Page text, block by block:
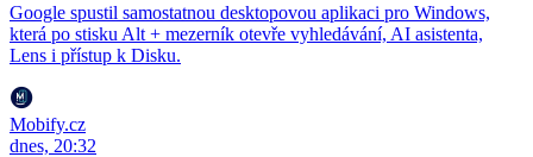
Google spustil samostatnou desktopovou aplikaci pro Windows,
která po stisku Alt + mezerník otevře vyhledávání, AI asistenta,
Lens i přístup k Disku.
Mobify.cz
dnes, 20:32